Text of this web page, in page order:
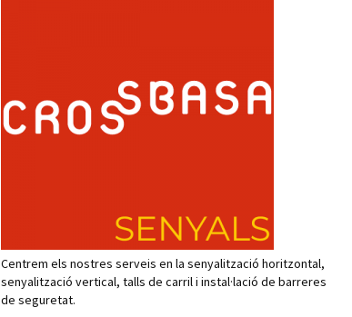
Centrem els nostres serveis en la senyalització horitzontal,
senyalització vertical, talls de carril i instal·lació de barreres
de seguretat.